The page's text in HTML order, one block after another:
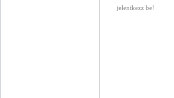
jelentkezz be!